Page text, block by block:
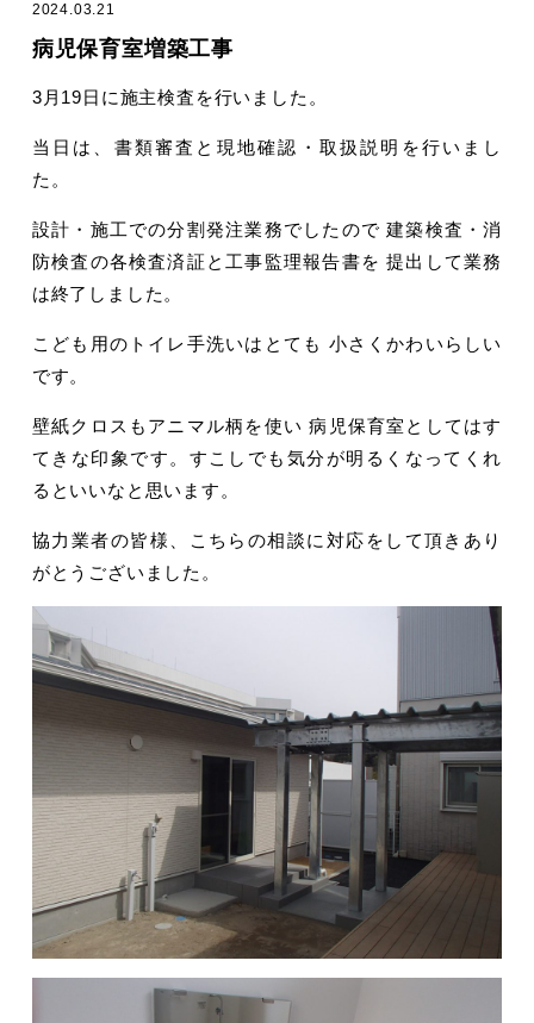
2024.03.21
病児保育室増築工事
3月19日に施主検査を行いました。
当日は、書類審査と現地確認・取扱説明を行いまし
た。
設計・施工での分割発注業務でしたので 建築検査・消
防検査の各検査済証と工事監理報告書を 提出して業務
は終了しました。
こども用のトイレ手洗いはとても 小さくかわいらしい
です。
壁紙クロスもアニマル柄を使い 病児保育室としてはす
てきな印象です。すこしでも気分が明るくなってくれ
るといいなと思います。
協力業者の皆様、こちらの相談に対応をして頂きあり
がとうございました。